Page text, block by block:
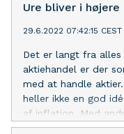
platforme for at nå
Sociale medier eller
mennesker, der ikke
medie profil. Bør
sociale medier
kulturelle
Denne
Ure bliver i
29.6.2022 07:42:15 CEST
Det er langt fra
aktiehandel er der
med at handle
heller ikke en god
af inflation. Med
mindre værd ved at